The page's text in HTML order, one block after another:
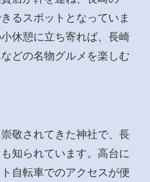
るスポットとなっていま
休憩に立ち寄れば、長崎
どの名物グルメを楽しむ
敬されてきた神社で、長
知られています。高台に
自転車でのアクセスが便